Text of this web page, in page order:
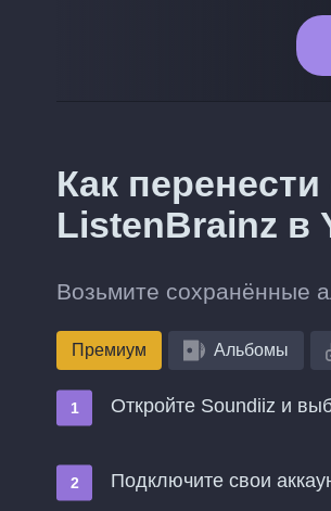
Как
ListenBrainz в
Возьмите сохранённые
Премиум Альбомы
Откройте Soundiiz и
Подключите свои